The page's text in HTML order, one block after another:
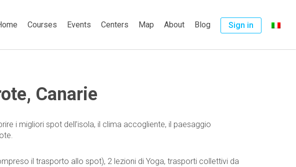
Courses Events Centers Map About Blog Sign in
Canarie
i migliori spot dell’isola, il clima accogliente, il paesaggio
il trasporto allo spot), 2 lezioni di Yoga, trasporti collettivi da